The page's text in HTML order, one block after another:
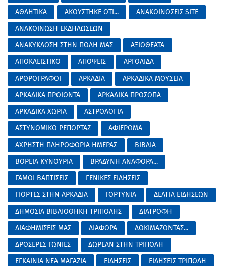
ΑΘΛΗΤΙΚΑ
ΑΚΟΥΣΤΗΚΕ ΟΤΙ...
ΑΝΑΚΟΙΝΩΣΕΙΣ SITE
ΑΝΑΚΟΙΝΩΣΗ ΕΚΔΗΛΩΣΕΩΝ
ΑΝΑΚΥΚΛΩΣΗ ΣΤΗΝ ΠΟΛΗ ΜΑΣ
ΑΞΙΟΘΕΑΤΑ
ΑΠΟΚΛΕΙΣΤΙΚΟ
ΑΠΟΨΕΙΣ
ΑΡΓΟΛΙΔΑ
ΑΡΘΡΟΓΡΑΦΟΙ
ΑΡΚΑΔΙΑ
ΑΡΚΑΔΙΚΑ ΜΟΥΣΕΙΑ
ΑΡΚΑΔΙΚΑ ΠΡΟΙΟΝΤΑ
ΑΡΚΑΔΙΚΑ ΠΡΟΣΩΠΑ
ΑΡΚΑΔΙΚΑ ΧΩΡΙΑ
ΑΣΤΡΟΛΟΓΙΑ
ΑΣΤΥΝΟΜΙΚΟ ΡΕΠΟΡΤΑΖ
ΑΦΙΕΡΩΜΑ
ΑΧΡΗΣΤΗ ΠΛΗΡΟΦΟΡΙΑ ΗΜΕΡΑΣ
ΒΙΒΛΙΑ
ΒΟΡΕΙΑ ΚΥΝΟΥΡΙΑ
ΒΡΑΔΥΝΗ ΑΝΑΦΟΡΑ...
ΓΑΜΟΙ ΒΑΠΤΙΣΕΙΣ
ΓΕΝΙΚΕΣ ΕΙΔΗΣΕΙΣ
ΓΙΟΡΤΕΣ ΣΤΗΝ ΑΡΚΑΔΙΑ
ΓΟΡΤΥΝΙΑ
ΔΕΛΤΙΑ ΕΙΔΗΣΕΩΝ
ΔΗΜΟΣΙΑ ΒΙΒΛΙΟΘΗΚΗ ΤΡΙΠΟΛΗΣ
ΔΙΑΤΡΟΦΗ
ΔΙΑΦΗΜΙΣΕΙΣ ΜΑΣ
ΔΙΑΦΟΡΑ
ΔΟΚΙΜΑΖΟΝΤΑΣ...
ΔΡΟΣΕΡΕΣ ΓΩΝΙΕΣ
ΔΩΡΕΑΝ ΣΤΗΝ ΤΡΙΠΟΛΗ
ΕΓΚΑΙΝΙΑ ΝΕΑ ΜΑΓΑΖΙΑ
ΕΙΔΗΣΕΙΣ
ΕΙΔΗΣΕΙΣ ΤΡΙΠΟΛΗ